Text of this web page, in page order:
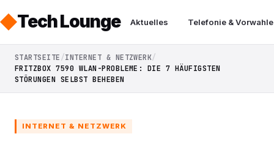
Tech Lounge Aktuelles Telefonie &
STARTSEITE
INTERNET & NETZWERK
FRITZBOX 7590 WLAN-PROBLEME: DIE 7 HÄUFIGSTEN
STÖRUNGEN SELBST BEHEBEN
INTERNET & NETZWERK